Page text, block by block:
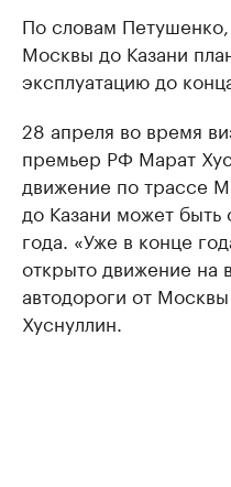
По словам
Москвы до Казани
эксплуатацию до
28 апреля во время
премьер РФ Марат
движение по трассе
до Казани может
года. «Уже в конце
открыто движение на
автодороги от
Хуснуллин.